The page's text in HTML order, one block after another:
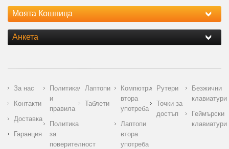
Моята Кошница
Анкета
За нас
Контакти
Доставка
Гаранция
Политика
и
правила
Политика
за
поверителност
Лаптопи
Таблети
Компютри
втора
употреба
Лаптопи
втора
употреба
Рутери
Точки за
достъп
Безжични
клавиатури
Геймърски
клавиатури